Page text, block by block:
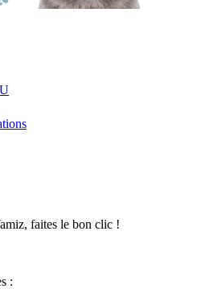
faites le bon clic !
: